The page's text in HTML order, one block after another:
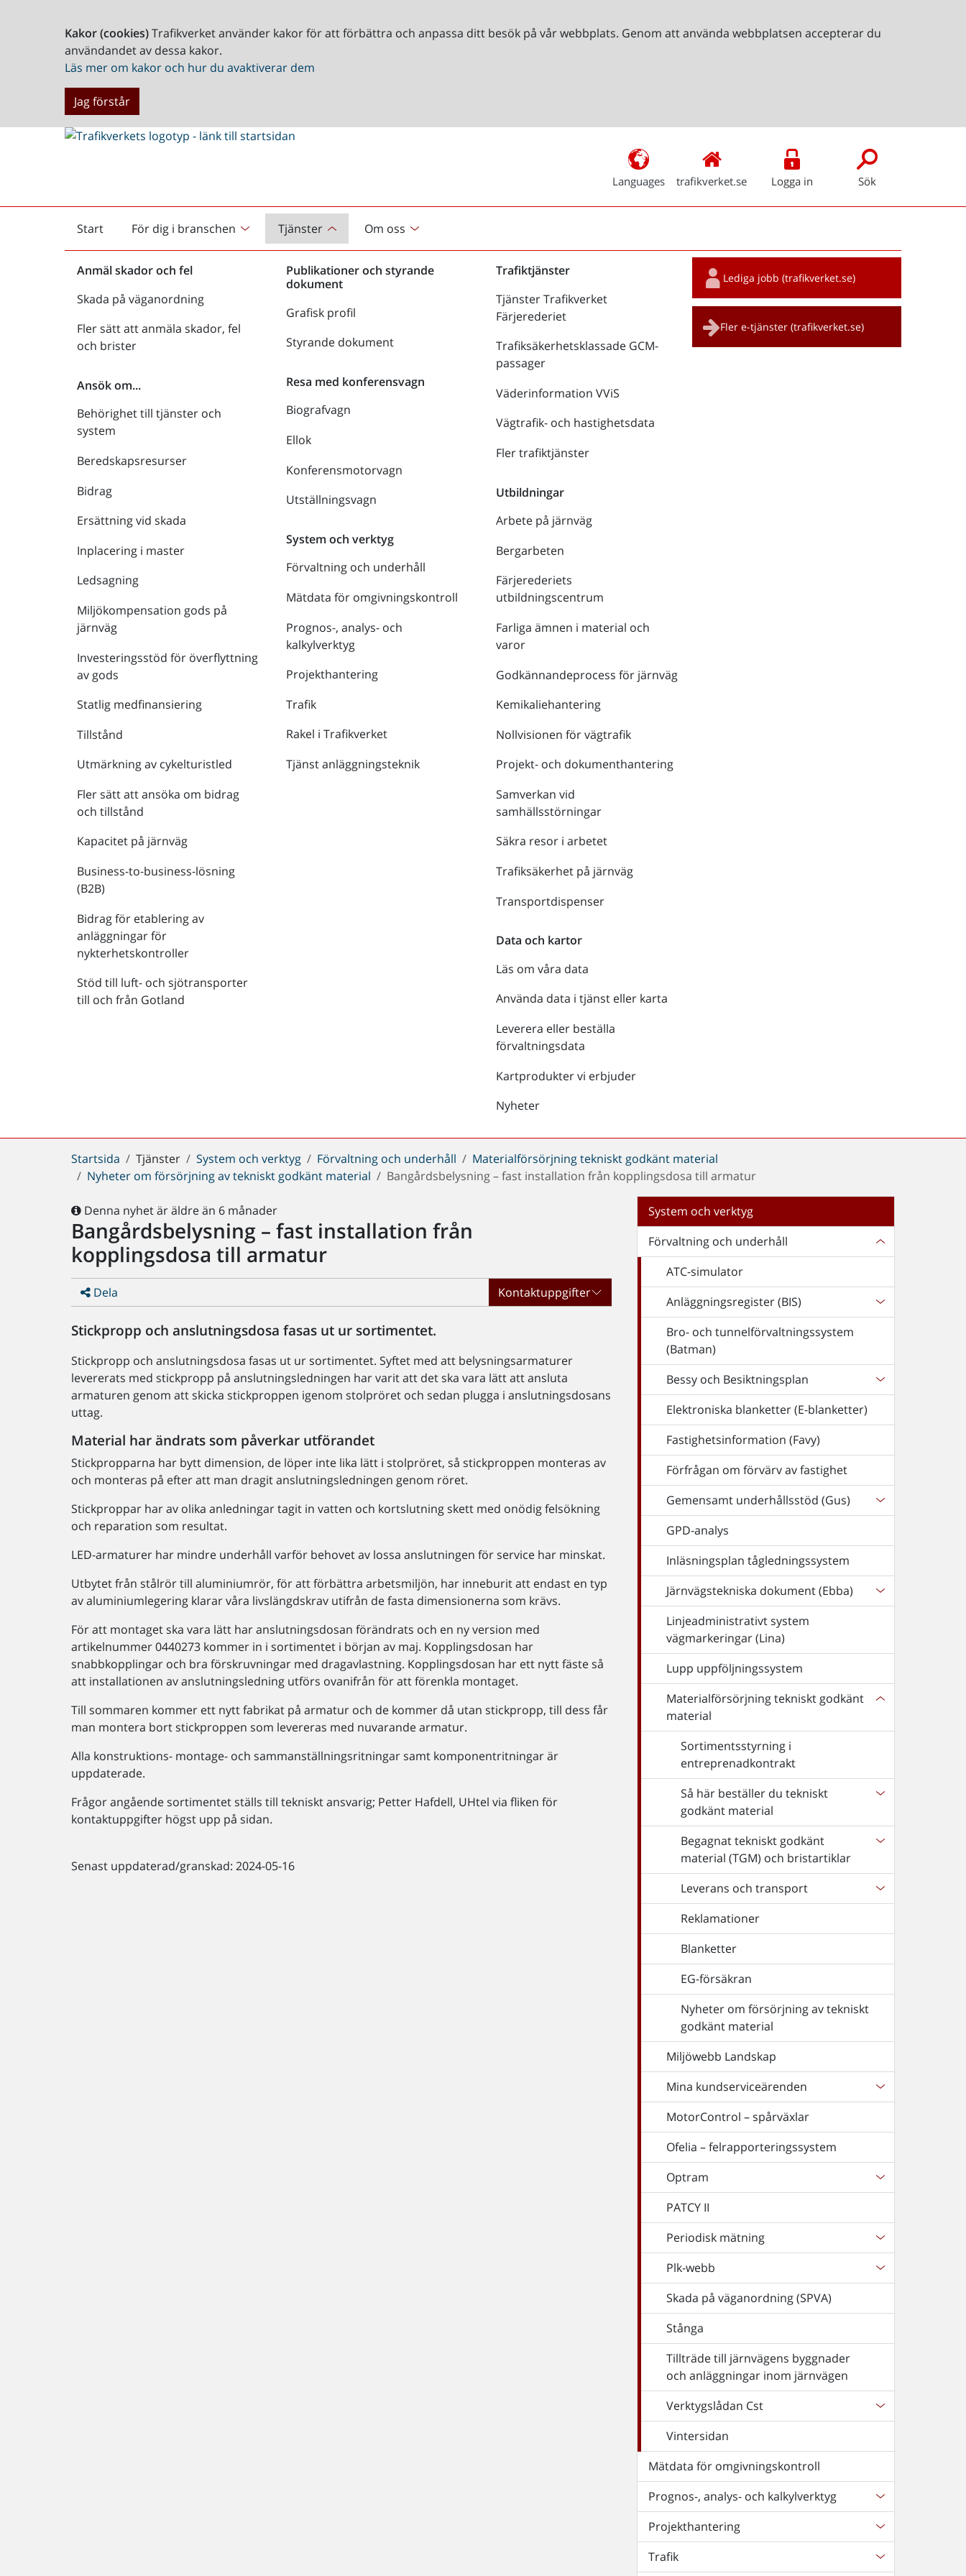
Kakor (cookies)Trafikverket använder kakor för att förbättra och anpassa ditt besök på vår webbplats. Genom att använda webbplatsen accepterar du
användandet av dessa kakor.
Läs mer om kakor och hur du avaktiverar dem
Jag förstår
Languages trafikverket.se Logga in Sök
Start
Startsida För dig i branschen Tjänster Om oss
Anmäl skador och fel
Skada på väganordning
Fler sätt att anmäla skador, fel
och brister
Ansök om...
Behörighet till tjänster och
system
Beredskapsresurser
Bidrag
Ersättning vid skada
Inplacering i master
Ledsagning
Miljökompensation gods på
järnväg
Investeringsstöd för överflyttning
av gods
Statlig medfinansiering
Tillstånd
Utmärkning av cykelturistled
Fler sätt att ansöka om bidrag
och tillstånd
Kapacitet på järnväg
Business-to-business-lösning
(B2B)
Bidrag för etablering av
anläggningar för
nykterhetskontroller
Stöd till luft- och sjötransporter
till och från Gotland
Publikationer och styrande
dokument
Grafisk profil
Styrande dokument
Resa med konferensvagn
Biografvagn
Ellok
Konferensmotorvagn
Utställningsvagn
System och verktyg
Förvaltning och underhåll
Mätdata för omgivningskontroll
Prognos-, analys- och
kalkylverktyg
Projekthantering
Trafik
Rakel i Trafikverket
Tjänst anläggningsteknik
Trafiktjänster
Tjänster Trafikverket
Färjerederiet
Trafiksäkerhetsklassade GCM-
passager
Väderinformation VViS
Vägtrafik- och hastighetsdata
Fler trafiktjänster
Utbildningar
Arbete på järnväg
Bergarbeten
Färjerederiets
utbildningscentrum
Farliga ämnen i material och
varor
Godkännandeprocess för järnväg
Kemikaliehantering
Nollvisionen för vägtrafik
Projekt- och dokumenthantering
Samverkan vid
samhällsstörningar
Säkra resor i arbetet
Trafiksäkerhet på järnväg
Transportdispenser
Data och kartor
Läs om våra data
Använda data i tjänst eller karta
Leverera eller beställa
förvaltningsdata
Kartprodukter vi erbjuder
Nyheter
Snabblänkar
Lediga jobb (trafikverket.se)
Fler e-tjänster (trafikverket.se)
Du
är
Startsida Tjänster System och verktyg Förvaltning och underhåll
Materialförsörjning tekniskt godkänt material
Nyheter om försörjning av tekniskt godkänt material
Bangårdsbelysning – fast installation från kopplingsdosa till armatur
Denna nyhet är äldre än 6 månader
Bangårdsbelysning – fast installation från
kopplingsdosa till armatur
Dela Kontaktuppgifter
Stickpropp och anslutningsdosa fasas ut ur sortimentet.
Stickpropp och anslutningsdosa fasas ut ur sortimentet. Syftet med att belysningsarmaturer
levererats med stickpropp på anslutningsledningen har varit att det ska vara lätt att ansluta
armaturen genom att skicka stickproppen igenom stolpröret och sedan plugga i anslutningsdosans
uttag.
Material har ändrats som påverkar utförandet
Stickpropparna har bytt dimension, de löper inte lika lätt i stolpröret, så stickproppen monteras av
och monteras på efter att man dragit anslutningsledningen genom röret.
Stickproppar har av olika anledningar tagit in vatten och kortslutning skett med onödig felsökning
och reparation som resultat.
LED-armaturer har mindre underhåll varför behovet av lossa anslutningen för service har minskat.
Utbytet från stålrör till aluminiumrör, för att förbättra arbetsmiljön, har inneburit att endast en typ
av aluminiumlegering klarar våra livslängdskrav utifrån de fasta dimensionerna som krävs.
För att montaget ska vara lätt har anslutningsdosan förändrats och en ny version med
artikelnummer 0440273 kommer in i sortimentet i början av maj. Kopplingsdosan har
snabbkopplingar och bra förskruvningar med dragavlastning. Kopplingsdosan har ett nytt fäste så
att installationen av anslutningsledning utförs ovanifrån för att förenkla montaget.
Till sommaren kommer ett nytt fabrikat på armatur och de kommer då utan stickpropp, till dess får
man montera bort stickproppen som levereras med nuvarande armatur.
Alla konstruktions- montage- och sammanställningsritningar samt komponentritningar är
uppdaterade.
Frågor angående sortimentet ställs till tekniskt ansvarig; Petter Hafdell, UHtel via fliken för
kontaktuppgifter högst upp på sidan.
Senast uppdaterad/granskad: 2024-05-16
System och verktyg
Förvaltning och underhåll
ATC-simulator
Anläggningsregister (BIS)
Bro- och tunnelförvaltningssystem
(Batman)
Bessy och Besiktningsplan
Elektroniska blanketter (E-blanketter)
Fastighetsinformation (Favy)
Förfrågan om förvärv av fastighet
Gemensamt underhållsstöd (Gus)
GPD-analys
Inläsningsplan tågledningssystem
Järnvägstekniska dokument (Ebba)
Linjeadministrativt system
vägmarkeringar (Lina)
Lupp uppföljningssystem
Materialförsörjning tekniskt godkänt
material
Sortimentsstyrning i
entreprenadkontrakt
Så här beställer du tekniskt
godkänt material
Begagnat tekniskt godkänt
material (TGM) och bristartiklar
Leverans och transport
Reklamationer
Blanketter
EG-försäkran
Nyheter om försörjning av tekniskt
godkänt material
Miljöwebb Landskap
Mina kundserviceärenden
MotorControl – spårväxlar
Ofelia – felrapporteringssystem
Optram
PATCY II
Periodisk mätning
Plk-webb
Skada på väganordning (SPVA)
Stånga
Tillträde till järnvägens byggnader
och anläggningar inom järnvägen
Verktygslådan Cst
Vintersidan
Mätdata för omgivningskontroll
Prognos-, analys- och kalkylverktyg
Projekthantering
Trafik